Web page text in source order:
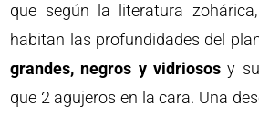
que según la literatura
habitan las profundidades del
grandes, negros y vidriosos y
que 2 agujeros en la cara. Una